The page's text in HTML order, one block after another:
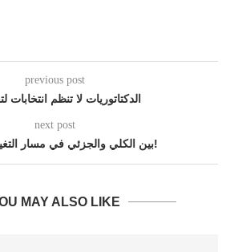
previous post
الدكتاتوريات لا تنظم انتخابات
next post
بين الكلي والجزئي في مسار التغيير الحاصل!
MAY ALSO LIKE